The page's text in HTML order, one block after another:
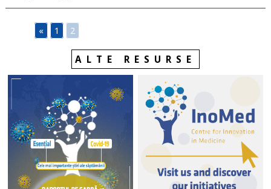
« 1 2
ALTE RESURSE